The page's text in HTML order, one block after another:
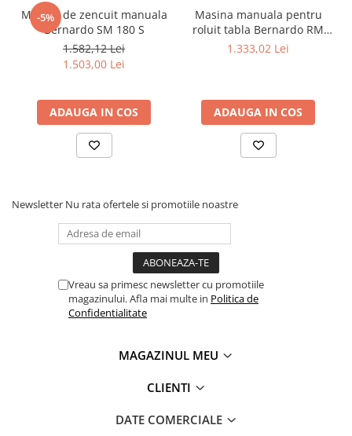
Fălcile pentru 4-bacuri DK12
Mandrine independente
Mandrină cu 3 fălci din fontă
Mandrină cu 4 fălci din fontă
Mandrină cu 4 fălci din otel
Seturi de unelte pentru strungarie
Standuri pentru strunguri
Dispozitive de prindere pentru
Elemente de prindere mecanică
Menghine
Mese rotative / mese inclinabile /
Instrumente de masurare
-5%
Masina de zencuit manuala
Bernardo SM 180 S
1.582,12 Lei
1.503,00 Lei
ADAUGA IN COS
Masina manuala pentru
roluit tabla Bernardo RM
305
1.333,02 Lei
ADAUGA IN COS
Newsletter Nu rata ofertele si promotiile noastre
Vreau sa primesc newsletter cu promotiile
magazinului. Afla mai multe in Politica de
Confidentialitate
MAGAZINUL MEU
CLIENTI
DATE COMERCIALE